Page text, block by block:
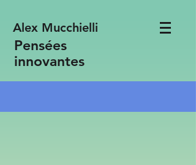
Alex Mucchielli
Pensées
innovantes